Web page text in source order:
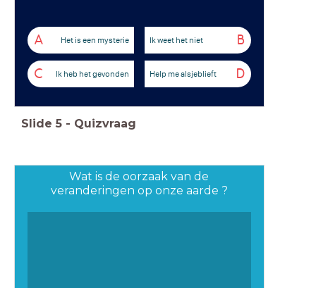
A Het is een mysterie B
Ik weet het niet
C Ik heb het gevonden D
Help me alsjeblieft
Slide 5 - Quizvraag
Wat is de oorzaak van de
veranderingen op onze aarde ?